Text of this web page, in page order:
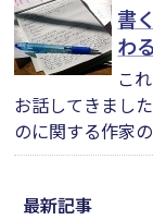
書
わ
こ
お話してきまし
のに関する作家
最新記事